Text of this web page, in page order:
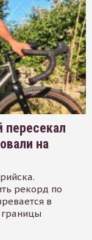
пересекал
на
рекорд по
в
границы